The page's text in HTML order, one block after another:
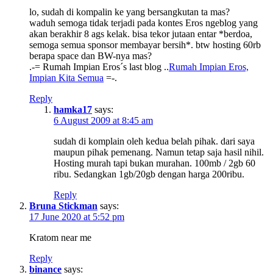
lo, sudah di kompalin ke yang bersangkutan ta mas?
waduh semoga tidak terjadi pada kontes Eros ngeblog yang
akan berakhir 8 ags kelak. bisa tekor jutaan entar *berdoa,
semoga semua sponsor membayar bersih*. btw hosting 60rb
berapa space dan BW-nya mas?
.-= Rumah Impian Eros´s last blog ..Rumah Impian Eros,
Impian Kita Semua =-.
Reply
hamka17 says:
6 August 2009 at 8:45 am
sudah di komplain oleh kedua belah pihak. dari saya
maupun pihak pemenang. Namun tetap saja hasil nihil.
Hosting murah tapi bukan murahan. 100mb / 2gb 60
ribu. Sedangkan 1gb/20gb dengan harga 200ribu.
Reply
Bruna Stickman says:
17 June 2020 at 5:52 pm
Kratom near me
Reply
binance says: